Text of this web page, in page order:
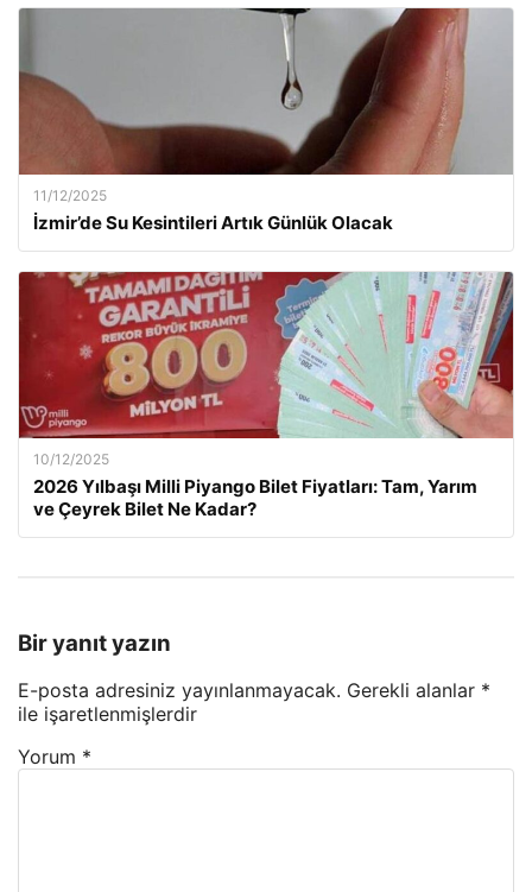
11/12/2025
İzmir’de Su Kesintileri Artık Günlük Olacak
10/12/2025
2026 Yılbaşı Milli Piyango Bilet Fiyatları: Tam, Yarım
ve Çeyrek Bilet Ne Kadar?
Bir yanıt yazın
E-posta adresiniz yayınlanmayacak. Gerekli alanlar *
ile işaretlenmişlerdir
Yorum *